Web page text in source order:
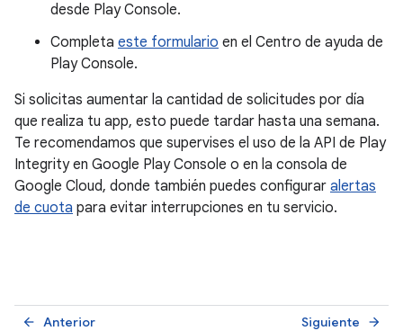
desde Play Console.
Completa este formulario en el Centro de ayuda de
Play Console.
Si solicitas aumentar la cantidad de solicitudes por día
que realiza tu app, esto puede tardar hasta una semana.
Te recomendamos que supervises el uso de la API de Play
Integrity en Google Play Console o en la consola de
Google Cloud, donde también puedes configurar alertas
de cuota para evitar interrupciones en tu servicio.
Anterior
arrow_back Siguiente arrow_forward